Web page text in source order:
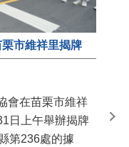
市維祥里揭牌
會在苗栗市維祥
日上午舉辦揭牌
第236處的據
苗